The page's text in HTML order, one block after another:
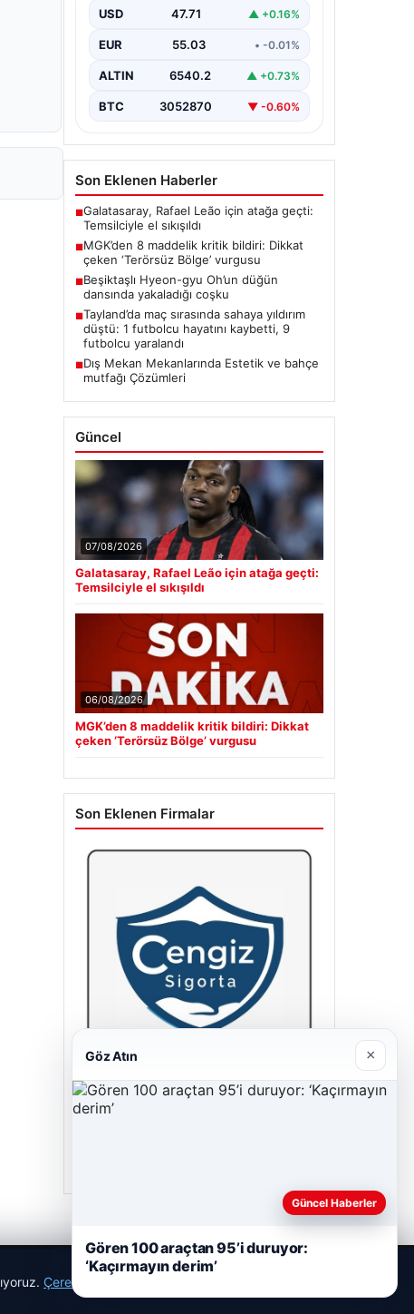
USD 47.71 ▲ +0.16%
EUR 55.03 • -0.01%
ALTIN 6540.2 ▲ +0.73%
BTC 3052870 ▼ -0.60%
Son Eklenen Haberler
■Galatasaray, Rafael Leão için atağa geçti:
Temsilciyle el sıkışıldı
■MGK’den 8 maddelik kritik bildiri: Dikkat
çeken ‘Terörsüz Bölge’ vurgusu
■Beşiktaşlı Hyeon-gyu Oh’un düğün
dansında yakaladığı coşku
■Tayland’da maç sırasında sahaya yıldırım
düştü: 1 futbolcu hayatını kaybetti, 9
futbolcu yaralandı
■Dış Mekan Mekanlarında Estetik ve bahçe
mutfağı Çözümleri
Güncel
07/08/2026
Galatasaray, Rafael Leão için atağa geçti:
Temsilciyle el sıkışıldı
06/08/2026
MGK’den 8 maddelik kritik bildiri: Dikkat
çeken ‘Terörsüz Bölge’ vurgusu
Son Eklenen Firmalar
Cengiz Sigorta
Çerez Politikamız
Göz Atın ×
Güncel Haberler
Gören 100 araçtan 95’i duruyor:
‘Kaçırmayın derim’